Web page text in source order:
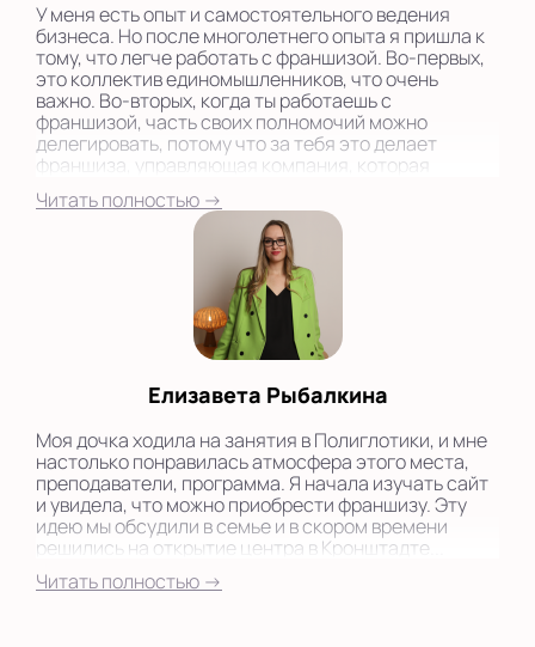
У меня есть опыт и самостоятельного ведения
бизнеса. Но после многолетнего опыта я пришла к
тому, что легче работать с франшизой. Во-первых,
это коллектив единомышленников, что очень
важно. Во-вторых, когда ты работаешь с
франшизой, часть своих полномочий можно
делегировать, потому что за тебя это делает
франшиза, управляющая компания, которая
предоставляет своих специалистов - бизнес-
кураторов и консультантов, знающих ответы на все
Читать полностью →
Елизавета Рыбалкина
Моя дочка ходила на занятия в Полиглотики, и мне
настолько понравилась атмосфера этого места,
преподаватели, программа. Я начала изучать сайт
и увидела, что можно приобрести франшизу. Эту
идею мы обсудили в семье и в скором времени
решились на открытие центра в Кронштадте...
Читать полностью →